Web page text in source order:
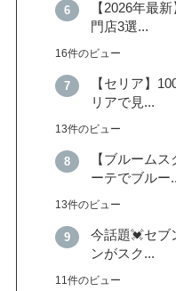
【2026年最
門店3選...
16件のビュー
【セリア】
リアで見...
13件のビュー
【ブルーム
ーテでブルー
13件のビュー
今話題💓セブ
ンがスク...
11件のビュー